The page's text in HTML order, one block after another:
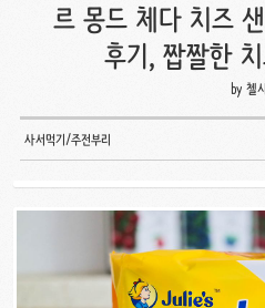
르 몽드 체다 치즈
후기, 짭짤한
by 첼시
사서먹기/주전부리